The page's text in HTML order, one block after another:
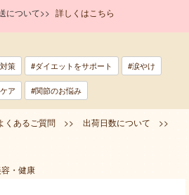
について>> 詳しくはこちら
策 #ダイエットをサポート #涙やけ
ア #関節のお悩み
くあるご質問 >> 出荷日数について >>
・健康